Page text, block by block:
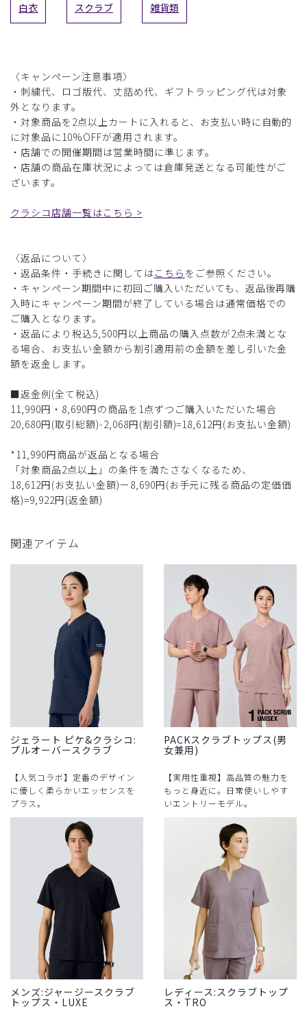
白衣 スクラブ 雑貨類
〈キャンペーン注意事項〉
・刺繍代、ロゴ版代、丈詰め代、ギフトラッピング代は対象
外となります。
・対象商品を2点以上カートに入れると、お支払い時に自動的
に対象品に10%OFFが適用されます。
・店舗での開催期間は営業時間に準じます。
・店舗の商品在庫状況によっては倉庫発送となる可能性がご
ざいます。
クラシコ店舗一覧はこちら >
〈返品について〉
・返品条件・手続きに関してはこちら をご参照ください。
・キャンペーン期間中に初回ご購入いただいても、返品後再購
入時にキャンペーン期間が終了している場合は通常価格での
ご購入となります。
・返品により税込5,500円以上商品の購入点数が2点未満とな
る場合、お支払い金額から割引適用前の金額を差し引いた金
額を返金します。
■返金例(全て税込)
11,990円・8,690円の商品を1点ずつご購入いただいた場合
20,680円(取引総額)-2,068円(割引額)=18,612円(お支払い金額)
*11,990円商品が返品となる場合
「対象商品2点以上」の条件を満たさなくなるため、
18,612円(お支払い金額)ー8,690円(お手元に残る商品の定価価
格)=9,922円(返金額)
関連アイテム
ジェラート ピケ&クラシコ:
プルオーバースクラブ
【人気コラボ】定番のデザイン
に優しく柔らかいエッセンスを
プラス。
PACKスクラブトップス(男
女兼用)
【実用性重視】高品質の魅力を
もっと身近に。日常使いしやす
いエントリーモデル。
メンズ:ジャージースクラブ
トップス・LUXE
レディース:スクラブトップ
ス・TRO